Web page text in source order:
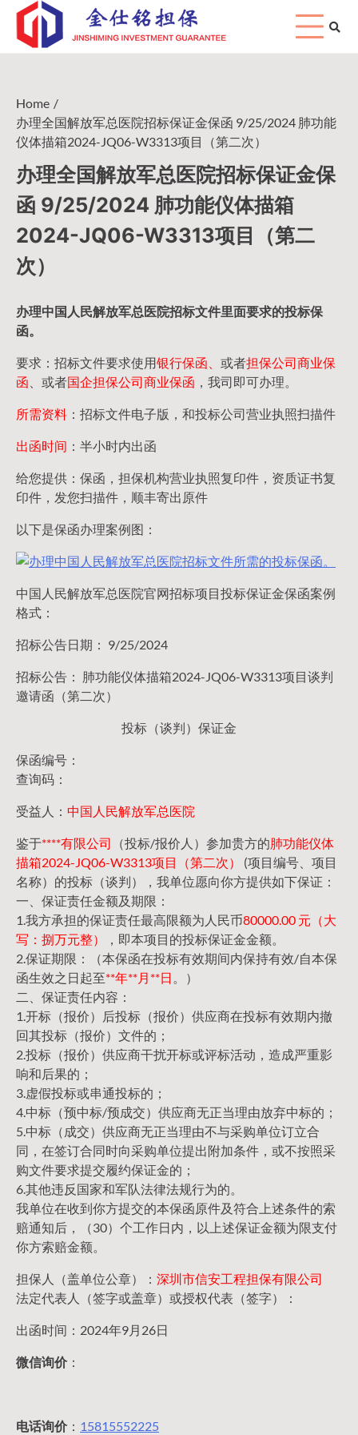
Skip
content
Home
办理全国解放军总医院招标保证金保函 9/25/2024 肺功能
仪体描箱2024-JQ06-W3313项目（第二次）
办理全国解放军总医院招标保证金保
函 9/25/2024 肺功能仪体描箱
2024-JQ06-W3313项目（第二
次）
办理中国人民解放军总医院招标文件里面要求的投标保
函。
要求：招标文件要求使用银行保函、 或者担保公司商业保
函 、或者国企担保公司商业保函 ，我司即可办理。
所需资料 ：招标文件电子版，和投标公司营业执照扫描件
出函时间 ：半小时内出函
给您提供：保函，担保机构营业执照复印件，资质证书复
印件，发您扫描件，顺丰寄出原件
以下是保函办理案例图：
中国人民解放军总医院官网招标项目投标保证金保函案例
格式：
招标公告日期： 9/25/2024
招标公告： 肺功能仪体描箱2024-JQ06-W3313项目谈判
邀请函（第二次）
投标（谈判）保证金
保函编号：
查询码：
受益人： 中国人民解放军总医院
鉴于****有限公司 （投标/报价人）参加贵方的肺功能仪体
描箱2024-JQ06-W3313项目（第二次）
(项目编号、项目
名称）的投标（谈判），我单位愿向你方提供如下保证：
一、保证责任金额及期限：
1.我方承担的保证责任最高限额为人民币80000.00 元（大
写：捌万元整）
，即本项目的投标保证金金额。
2.保证期限：（本保函在投标有效期间内保持有效/自本保
函生效之日起至**年**月**日 。）
二、保证责任内容：
1.开标（报价）后投标（报价）供应商在投标有效期内撤
回其投标（报价）文件的；
2.投标（报价）供应商干扰开标或评标活动，造成严重影
响和后果的；
3.虚假投标或串通投标的；
4.中标（预中标/预成交）供应商无正当理由放弃中标的；
5.中标（成交）供应商无正当理由不与采购单位订立合
同，在签订合同时向采购单位提出附加条件，或不按照采
购文件要求提交履约保证金的；
6.其他违反国家和军队法律法规行为的。
我单位在收到你方提交的本保函原件及符合上述条件的索
赔通知后，（30）个工作日内，以上述保证金额为限支付
你方索赔金额。
担保人（盖单位公章）： 深圳市信安工程担保有限公司
法定代表人（签字或盖章）或授权代表（签字）：
出函时间：2024年9月26日
微信询价：
电话询价： 15815552225